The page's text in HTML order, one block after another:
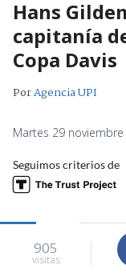
Hans
capitanía
Copa Davis
PorAgencia UPI
Martes 29
Seguimos criterios de
905
visitas